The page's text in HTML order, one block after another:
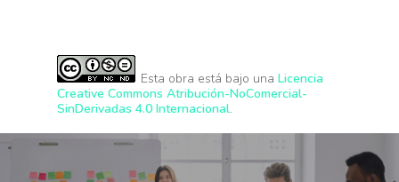
Esta obra está bajo una Licencia
Creative Commons Atribución-NoComercial-
SinDerivadas 4.0 Internacional.